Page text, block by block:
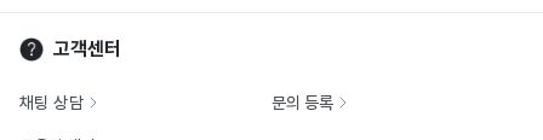
고객센터
채팅 상담 문의 등록